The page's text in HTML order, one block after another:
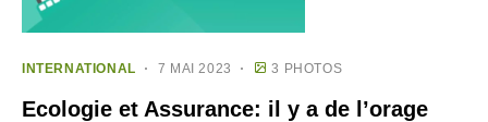
INTERNATIONAL 7 MAI 2023 3 PHOTOS
Ecologie et Assurance: il y a de l’orage